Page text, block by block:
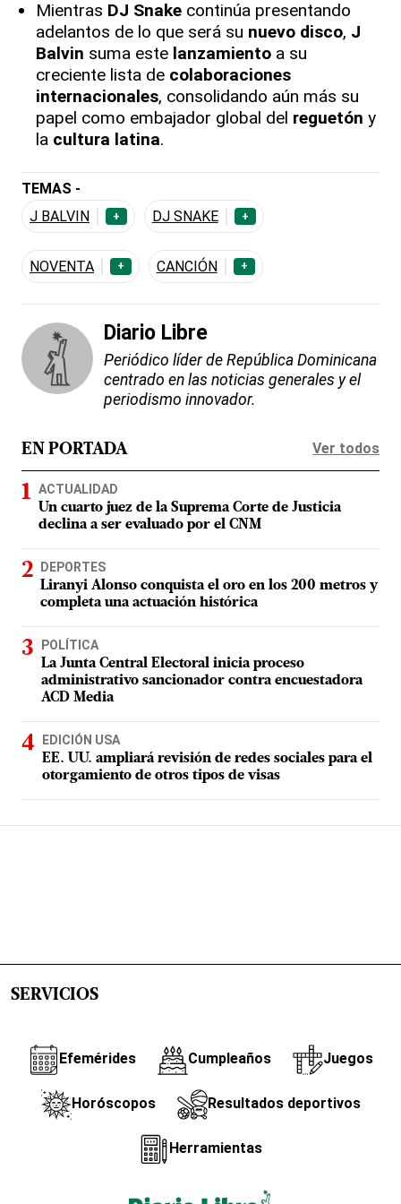
Mientras DJ Snake continúa presentando
adelantos de lo que será su nuevo disco, J
Balvin suma este lanzamiento a su
creciente lista de colaboraciones
internacionales, consolidando aún más su
papel como embajador global del reguetón y
la cultura latina.
TEMAS -
J BALVIN
+ DJ SNAKE +
NOVENTA + CANCIÓN +
Diario Libre
Periódico líder de República Dominicana
centrado en las noticias generales y el
periodismo innovador.
EN PORTADA Ver todos
ACTUALIDAD
Un cuarto juez de la Suprema Corte de Justicia
declina a ser evaluado por el CNM
DEPORTES
Liranyi Alonso conquista el oro en los 200 metros y
completa una actuación histórica
POLÍTICA
La Junta Central Electoral inicia proceso
administrativo sancionador contra encuestadora
ACD Media
EDICIÓN USA
EE. UU. ampliará revisión de redes sociales para el
otorgamiento de otros tipos de visas
SERVICIOS
Efemérides Cumpleaños Juegos
Horóscopos Resultados deportivos
Herramientas